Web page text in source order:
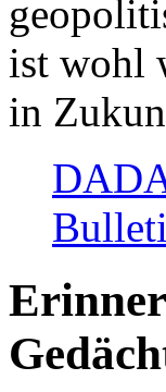
ist wohl
in